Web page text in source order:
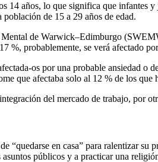
14 años, lo que significa que infantes
de 15 a 29 años de edad.
de Warwick–Edimburgo
%, probablemente, se verá afectado
os por una probable ansiedad o
que afectaba solo al 12 % de los
del mercado de trabajo, por
“quedarse en casa” para ralentizar
públicos y a practicar una